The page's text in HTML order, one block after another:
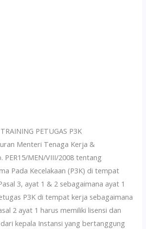
PETUGAS P3K
Menteri Tenaga Kerja &
PER15/MEN/VIII/2008 tentang
Pada Kecelakaan (P3K) di tempat
3, ayat 1 & 2 sebagaimana ayat 1
P3K di tempat kerja sebagaimana
2 ayat 1 harus memiliki lisensi dan
kepala Instansi yang bertanggung